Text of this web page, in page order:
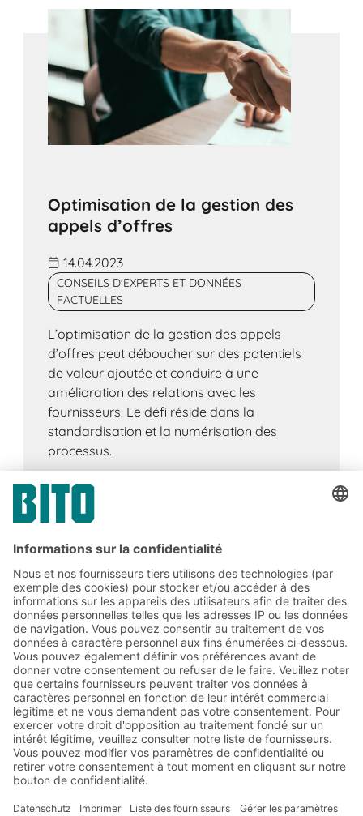
Optimisation de la gestion des
appels d’offres
14.04.2023
CONSEILS D'EXPERTS ET DONNÉES
FACTUELLES
L’optimisation de la gestion des appels
d’offres peut déboucher sur des potentiels
de valeur ajoutée et conduire à une
amélioration des relations avec les
fournisseurs. Le défi réside dans la
standardisation et la numérisation des
processus.
Abonnez-vous à la lettre
d'information de BITO :
Actualités de l'entrepôt et de
la logistique
Réductions exclusives
Innovations
S'inscrire à la newsletter